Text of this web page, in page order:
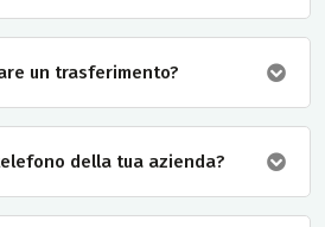
un trasferimento?
della tua azienda?